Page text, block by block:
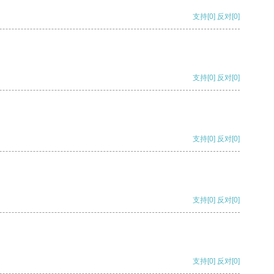
支持[0] 反对[0]
支持[0] 反对[0]
支持[0] 反对[0]
支持[0] 反对[0]
支持[0] 反对[0]